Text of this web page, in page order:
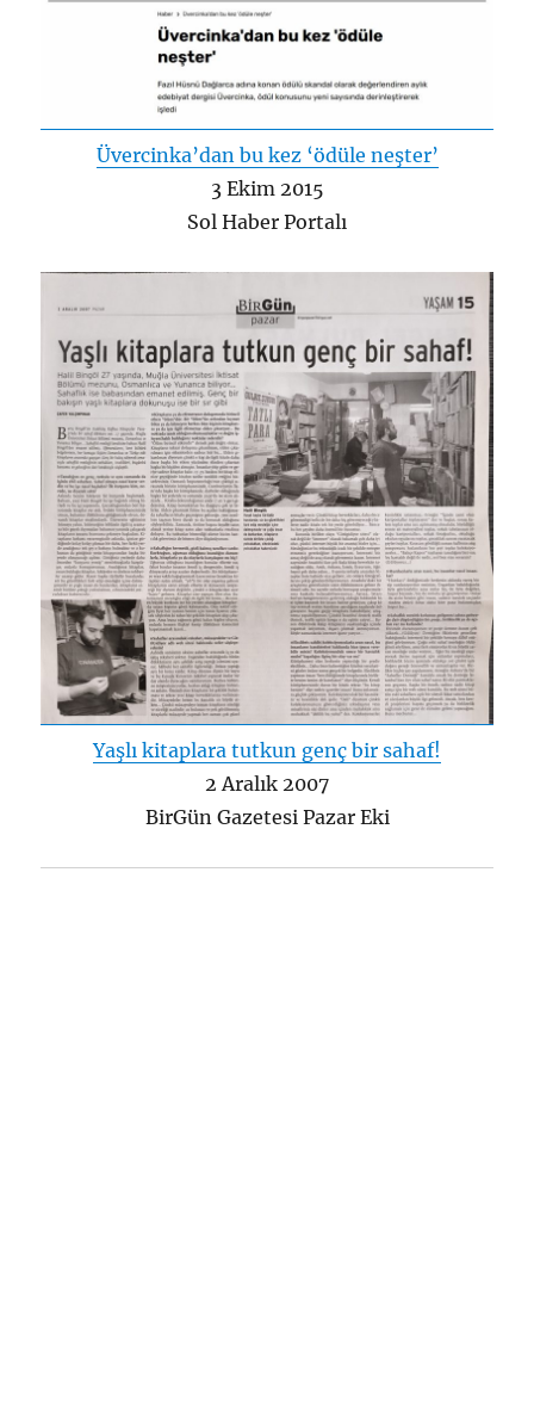
Üvercinka’dan bu kez ‘ödüle neşter’
3 Ekim 2015
Sol Haber Portalı
Yaşlı kitaplara tutkun genç bir sahaf!
2 Aralık 2007
BirGün Gazetesi Pazar Eki